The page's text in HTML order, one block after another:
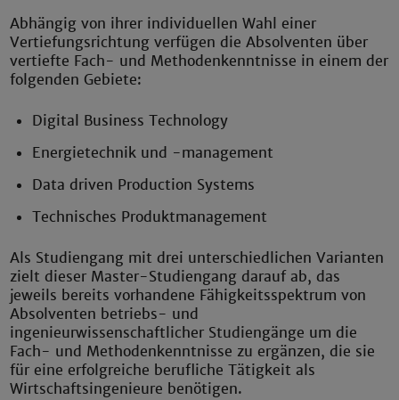
Abhängig von ihrer individuellen Wahl einer
Vertiefungsrichtung verfügen die Absolventen über
vertiefte Fach- und Methodenkenntnisse in einem der
folgenden Gebiete:
Digital Business Technology
Energietechnik und -management
Data driven Production Systems
Technisches Produktmanagement
Als Studiengang mit drei unterschiedlichen Varianten
zielt dieser Master-Studiengang darauf ab, das
jeweils bereits vorhandene Fähigkeitsspektrum von
Absolventen betriebs- und
ingenieurwissenschaftlicher Studiengänge um die
Fach- und Methodenkenntnisse zu ergänzen, die sie
für eine erfolgreiche berufliche Tätigkeit als
Wirtschaftsingenieure benötigen.